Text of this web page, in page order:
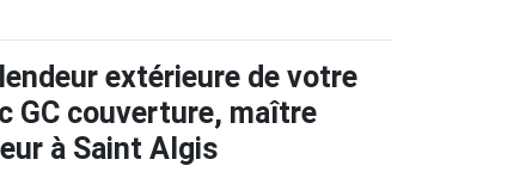
extérieure de votre
GC couverture, maître
à Saint Algis